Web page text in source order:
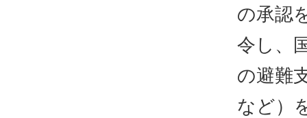
の承認
令し、
の避難
など）